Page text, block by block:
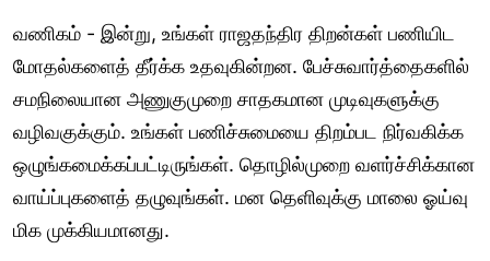
வணிகம் - இன்று, உங்கள் ராஜதந்திர திறன்கள் பணியிட
மோதல்களைத் தீர்க்க உதவுகின்றன. பேச்சுவார்த்தைகளில்
சமநிலையான அணுகுமுறை சாதகமான முடிவுகளுக்கு
வழிவகுக்கும். உங்கள் பணிச்சுமையை திறம்பட நிர்வகிக்க
ஒழுங்கமைக்கப்பட்டிருங்கள். தொழில்முறை வளர்ச்சிக்கான
வாய்ப்புகளைத் தழுவுங்கள். மன தெளிவுக்கு மாலை ஓய்வு
மிக முக்கியமானது.